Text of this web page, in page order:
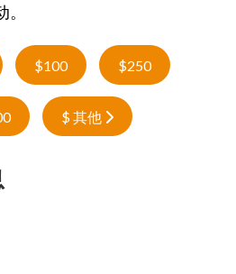
$100 $250
$ 其他